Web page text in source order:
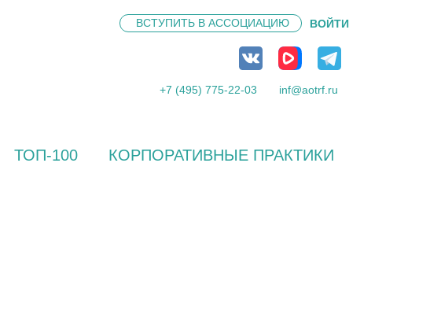
ВСТУПИТЬ В АССОЦИАЦИЮ ВОЙТИ
+7 (495) 775-22-03 inf@aotrf.ru
ТОП-100 КОРПОРАТИВНЫЕ ПРАКТИКИ